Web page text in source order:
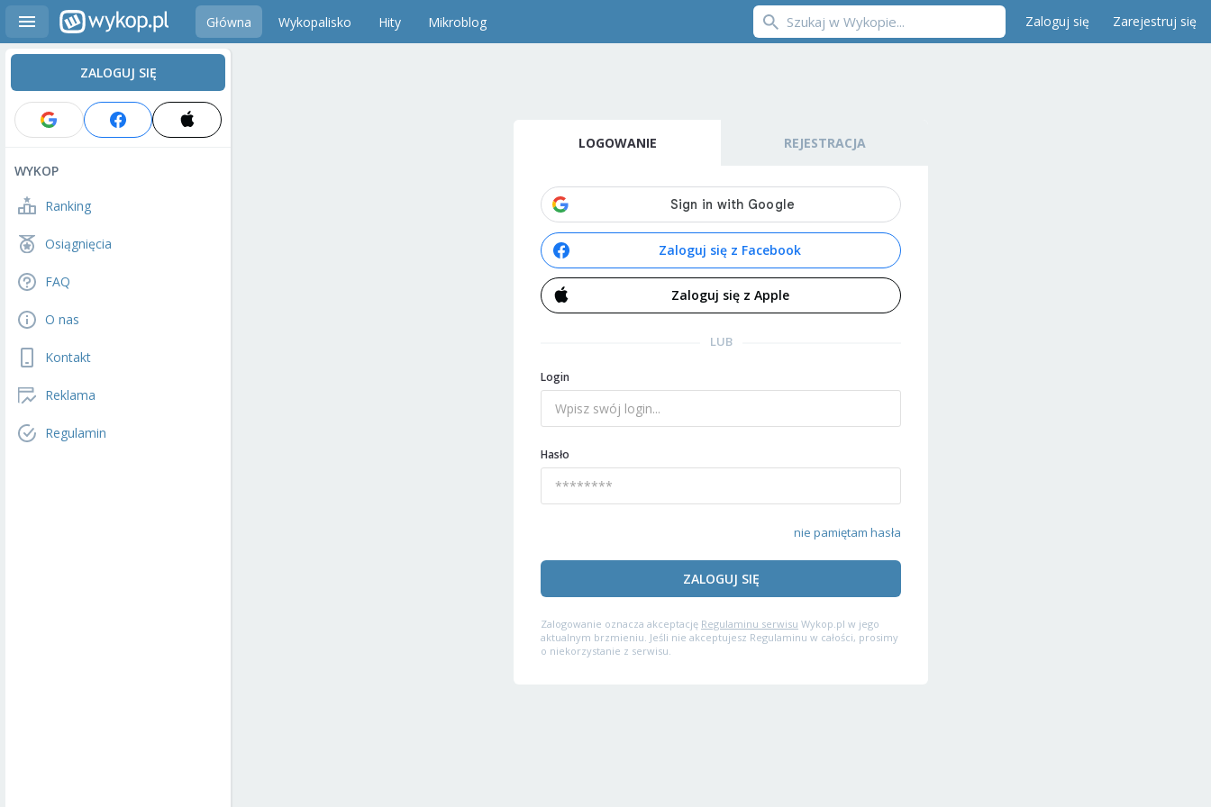
Główna Wykopalisko Hity Mikroblog Zaloguj się Zarejestruj się
ZALOGUJ SIĘ
WYKOP
Ranking
Osiągnięcia
FAQ
O nas
Kontakt
Reklama
Regulamin
LOGOWANIE REJESTRACJA
Zaloguj się z Facebook
Zaloguj się z Apple
LUB
Login
Hasło
nie pamiętam hasła
ZALOGUJ SIĘ
Zalogowanie oznacza akceptację Regulaminu serwisu Wykop.pl w jego
aktualnym brzmieniu. Jeśli nie akceptujesz Regulaminu w całości, prosimy
o niekorzystanie z serwisu.